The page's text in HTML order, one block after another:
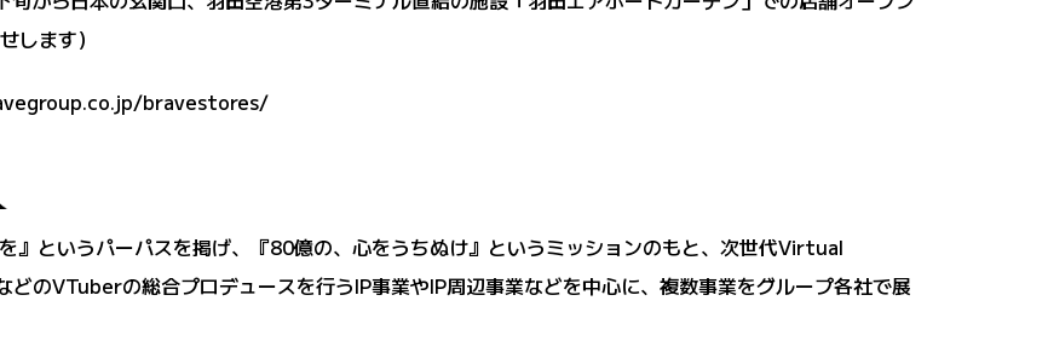
します）
bravestores/
』というパーパスを掲げ、『80億の、心をうちぬけ』というミッションのもと、次世代Virtual
のVTuberの総合プロデュースを行うIP事業やIP周辺事業などを中心に、複数事業をグループ各社で展